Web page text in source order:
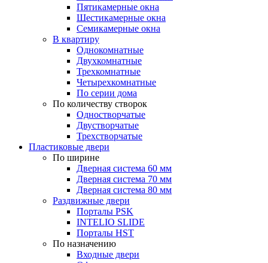
Пятикамерные окна
Шестикамерные окна
Семикамерные окна
В квартиру
Однокомнатные
Двухкомнатные
Трехкомнатные
Четырехкомнатные
По серии дома
По количеству створок
Одностворчатые
Двустворчатые
Трехстворчатые
Пластиковые двери
По ширине
Дверная система 60 мм
Дверная система 70 мм
Дверная система 80 мм
Раздвижные двери
Порталы PSK
INTELIO SLIDE
Порталы HST
По назначению
Входные двери